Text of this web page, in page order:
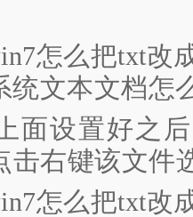
设置好之后
击右键该文件